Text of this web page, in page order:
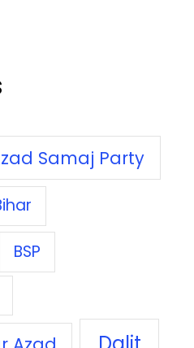
Samaj Party
BSP